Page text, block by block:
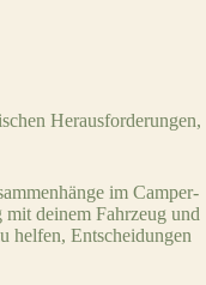
Herausforderungen,
im Camper-
deinem Fahrzeug und
helfen, Entscheidungen